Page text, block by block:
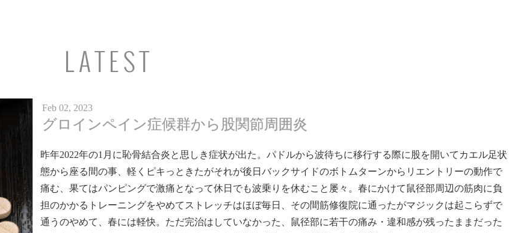
LATEST
Feb 02, 2023
グロインペイン症候群から股関節周囲炎
昨年2022年の1月に恥骨結合炎と思しき症状が出た。パドルから波待ちに移行する際に股を開いてカエル足状
態から座る間の事、軽くピキっときたがそれが後日バックサイドのボトムターンからリエントリーの動作で
痛む、果てはパンピングで激痛となって休日でも波乗りを休むこと屡々。春にかけて鼠径部周辺の筋肉に負
担のかかるトレーニングをやめてストレッチはほぼ毎日、その間筋修復院に通ったがマジックは起こらずで
通うのやめて、春には軽快。ただ完治はしていなかった、鼠径部に若干の痛み・違和感が残ったままだった